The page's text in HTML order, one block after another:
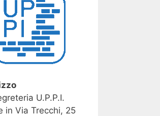
U.P.P.I.
in Via Trecchi, 25